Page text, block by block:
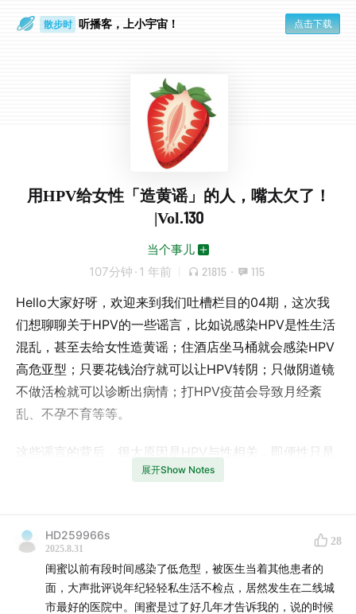
散步时 听播客，上小宇宙！ 点击下载
用HPV给女性「造黄谣」的人，嘴太欠了！
|Vol.130
当个事儿
107分钟 · 1 年前 21815 · 115
Hello大家好呀，欢迎来到我们吐槽栏目的04期，这次我
们想聊聊关于HPV的一些谣言，比如说感染HPV是性生活
混乱，甚至去给女性造黄谣；住酒店坐马桶就会感染HPV
高危亚型；只要花钱治疗就可以让HPV转阴；只做阴道镜
不做活检就可以诊断出病情；打HPV疫苗会导致月经紊
乱、不孕不育等等。
这些谣言的背后，很大原因是HPV与性相关，即便性只是
感染途径之一，社会认知中也会选择性的忽略其他因素；
很大程度掺杂了对道德审判的恐惧，这也导致很多女性病
急乱投医，花了很多冤枉钱。
其实，不仅女性感染HPV会有患宫颈癌的风险，男性感染
展开Show Notes
HD259966s
2025.8.31
28
闺蜜以前有段时间感染了低危型，被医生当着其他患者的
面，大声批评说年纪轻轻私生活不检点，居然发生在二线城
市最好的医院中。闺蜜是过了好几年才告诉我的，说的时候